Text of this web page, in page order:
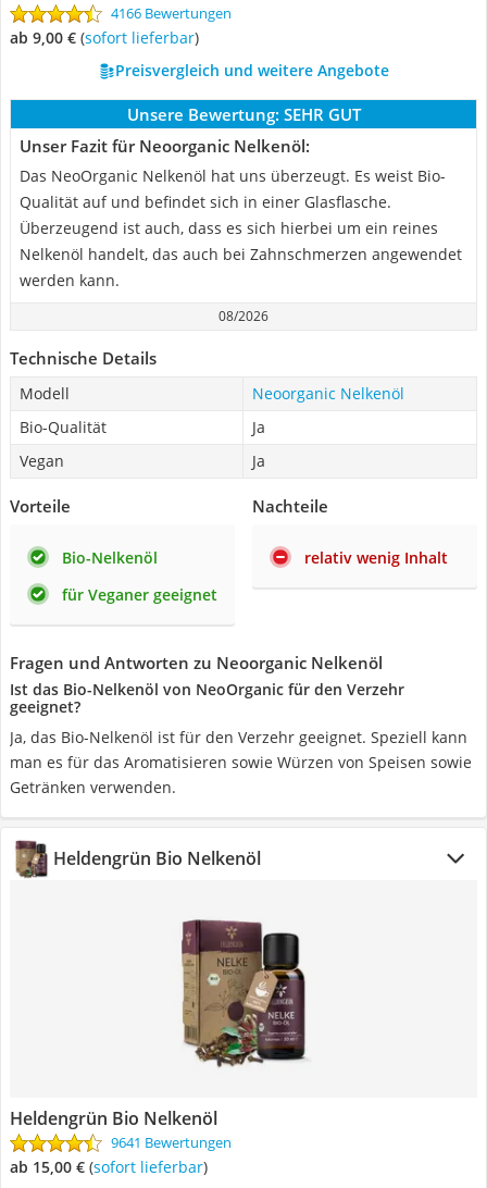
4166 Bewertungen
ab 9,00 € ( Sofort lieferbar)
Preisvergleich und weitere Angebote
Unsere Bewertung: SEHR GUT
Unser Fazit für Neoorganic Nelkenöl:
Das NeoOrganic Nelkenöl hat uns überzeugt. Es weist Bio-
Qualität auf und befindet sich in einer Glasflasche.
Überzeugend ist auch, dass es sich hierbei um ein reines
Nelkenöl handelt, das auch bei Zahnschmerzen angewendet
werden kann.
08/2026
Technische Details
Modell
Neoorganic Nelkenöl
Bio-Qualität
Ja
Vegan
Ja
Vorteile
Bio-Nelkenöl
für Veganer geeignet
Nachteile
relativ wenig Inhalt
Fragen und Antworten zu Neoorganic Nelkenöl
Ist das Bio-Nelkenöl von NeoOrganic für den Verzehr
geeignet?
Ja, das Bio-Nelkenöl ist für den Verzehr geeignet. Speziell kann
man es für das Aromatisieren sowie Würzen von Speisen sowie
Getränken verwenden.
Heldengrün Bio Nelkenöl
Heldengrün Bio Nelkenöl
9641 Bewertungen
ab 15,00 € ( Sofort lieferbar)